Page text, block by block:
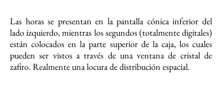
Las horas se presentan en la pantalla cónica inferior del
lado izquierdo, mientras los segundos (totalmente digitales)
están colocados en la parte superior de la caja, los cuales
pueden ser vistos a través de una ventana de cristal de
zafiro. Realmente una locura de distribución espacial.